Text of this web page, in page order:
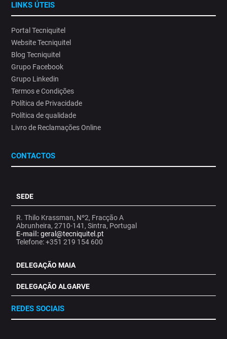
LINKS ÚTEIS
Portal Tecniquitel
Website Tecniquitel
Blog Tecniquitel
Grupo Facebook
Grupo Linkedin
Termos e Condições
Política de Privacidade
Política de qualidade
Livro de Reclamações Online
CONTACTOS
SEDE
R. Thilo Krassman, Nº2, Fracção A
Abrunheira, 2710-141, Sintra, Portugal
E-mail: geral@tecniquitel.pt
Telefone: +351 219 154 600
DELEGAÇÃO MAIA
DELEGAÇÃO ALGARVE
REDES SOCIAIS